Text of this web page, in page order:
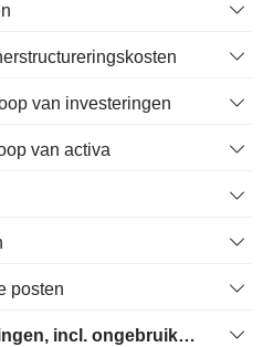
van investeringen
van activa
posten
Resultaat voor belastingen, incl. ongebruikelijke posten